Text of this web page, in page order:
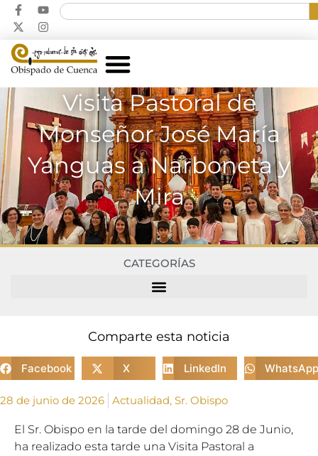
Visita Pastoral de
Monseñor José María
Yanguas a Narboneta y
Mira
CATEGORÍAS
Comparte esta noticia
Facebook X LinkedIn WhatsApp
28 de junio de 2026 Actualidad, Sr. Obispo
El Sr. Obispo en la tarde del domingo 28 de Junio,
ha realizado esta tarde una Visita Pastoral a